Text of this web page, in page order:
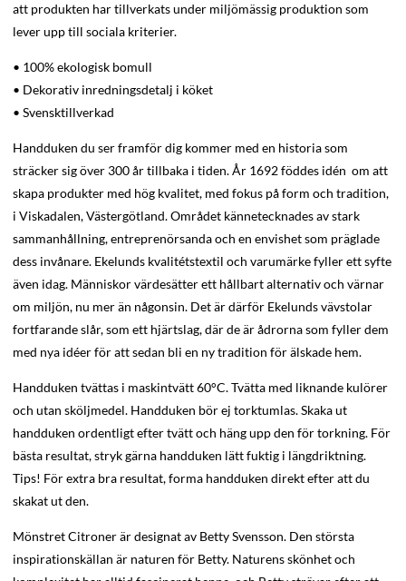
att produkten har tillverkats under miljömässig produktion som
lever upp till sociala kriterier.
• 100% ekologisk bomull
• Dekorativ inredningsdetalj i köket
• Svensktillverkad
Handduken du ser framför dig kommer med en historia som
sträcker sig över 300 år tillbaka i tiden. År 1692 föddes idén om att
skapa produkter med hög kvalitet, med fokus på form och tradition,
i Viskadalen, Västergötland. Området kännetecknades av stark
sammanhållning, entreprenörsanda och en envishet som präglade
dess invånare. Ekelunds kvalitétstextil och varumärke fyller ett syfte
även idag. Människor värdesätter ett hållbart alternativ och värnar
om miljön, nu mer än någonsin. Det är därför Ekelunds vävstolar
fortfarande slår, som ett hjärtslag, där de är ådrorna som fyller dem
med nya idéer för att sedan bli en ny tradition för älskade hem.
Handduken tvättas i maskintvätt 60°C. Tvätta med liknande kulörer
och utan sköljmedel. Handduken bör ej torktumlas. Skaka ut
handduken ordentligt efter tvätt och häng upp den för torkning. För
bästa resultat, stryk gärna handduken lätt fuktig i längdriktning.
Tips! För extra bra resultat, forma handduken direkt efter att du
skakat ut den.
Mönstret Citroner är designat av Betty Svensson. Den största
inspirationskällan är naturen för Betty. Naturens skönhet och